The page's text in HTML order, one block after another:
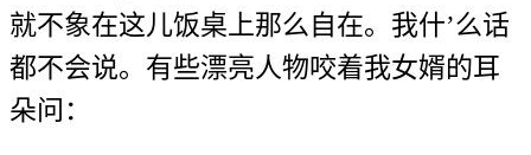
就不象在这儿饭桌上那么自在。我什’么话
都不会说。有些漂亮人物咬着我女婿的耳
朵问：